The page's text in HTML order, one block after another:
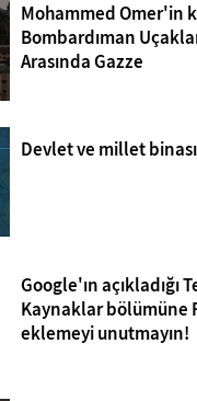
Mohammed Omer'in
Bombardıman
Arasında Gazze
Devlet ve millet
Google'ın açıkladığı
Kaynaklar bölümüne
eklemeyi unutmayın!